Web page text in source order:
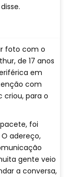
foto com o
de 17 anos
em
com
criou, para o
foi
adereço,
gente veio
a conversa,